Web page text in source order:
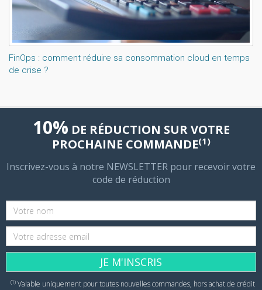
FinOps : comment réduire sa consommation cloud en temps
de crise ?
10% DE RÉDUCTION SUR VOTRE
PROCHAINE COMMANDE(1)
Inscrivez-vous à notre NEWSLETTER pour recevoir votre
code de réduction
JE M'INSCRIS
(1)Valable uniquement pour toutes nouvelles commandes, hors achat de crédit